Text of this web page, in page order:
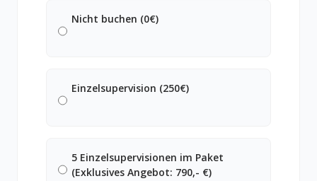
Nicht buchen (0€)
Einzelsupervision (250€)
5 Einzelsupervisionen im Paket
(Exklusives Angebot: 790,- €)